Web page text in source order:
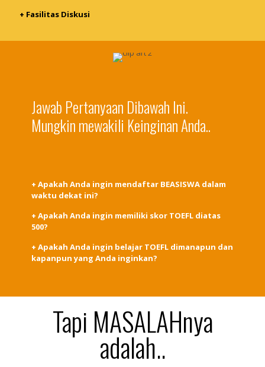
+ Fasilitas Diskusi
Jawab Pertanyaan Dibawah Ini.
Mungkin mewakili Keinginan Anda..
+ Apakah Anda ingin mendaftar BEASISWA dalam
waktu dekat ini?
+ Apakah Anda ingin memiliki skor TOEFL diatas
500?
+ Apakah Anda ingin belajar TOEFL dimanapun dan
kapanpun yang Anda inginkan?
Tapi MASALAHnya
adalah..